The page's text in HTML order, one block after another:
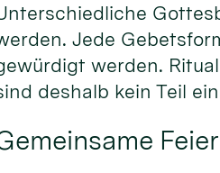
Jede
werden.
deshalb kein Teil